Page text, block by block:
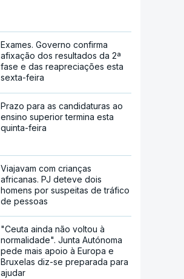
Exames. Governo confirma
afixação dos resultados da 2ª
fase e das reapreciações esta
sexta-feira
Prazo para as candidaturas ao
ensino superior termina esta
quinta-feira
Viajavam com crianças
africanas. PJ deteve dois
homens por suspeitas de tráfico
de pessoas
"Ceuta ainda não voltou à
normalidade". Junta Autónoma
pede mais apoio à Europa e
Bruxelas diz-se preparada para
ajudar